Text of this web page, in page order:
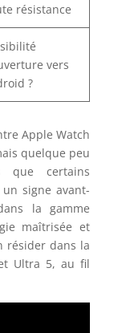
résistance
vers
?
Apple Watch
quelque peu
certains
signe avant-
la gamme
maîtrisée et
résider dans la
Ultra 5, au fil